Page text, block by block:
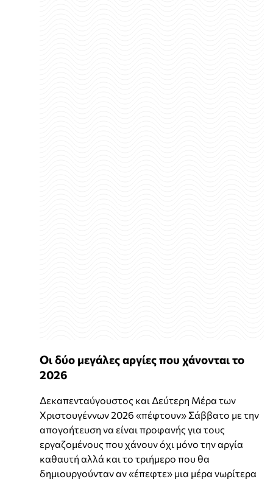
Οι δύο μεγάλες αργίες που χάνονται το
2026
Δεκαπενταύγουστος και Δεύτερη Μέρα των
Χριστουγέννων 2026 «πέφτουν» Σάββατο με την
απογοήτευση να είναι προφανής για τους
εργαζομένους που χάνουν όχι μόνο την αργία
καθαυτή αλλά και το τριήμερο που θα
δημιουργούνταν αν «έπεφτε» μια μέρα νωρίτερα